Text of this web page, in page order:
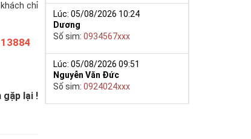
chỉ
gặp lại !
Lúc: 05/08/2026 10:24
Dương
Số sim:0934567xxx
Lúc: 05/08/2026 09:51
Nguyễn Văn Đức
Số sim:0924024xxx